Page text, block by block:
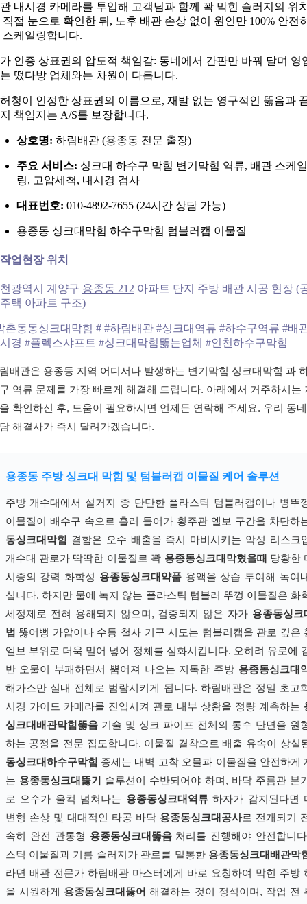
내시경 카메라를 투입해 고객님과 함께 꽉 막힌 슬러지의 위
직접 눈으로 확인한 뒤, 노후 배관 손상 없이 원인만 100% 안전
스케일링합니다.
인증 상표권의 압도적 책임감: 동네에서 간판만 바꿔 달며 영
떴다방 업체와는 차원이 다릅니다.
청이 인정한 상표권의 이름으로, 재발 없는 영구적인 뚫음과
책임지는 A/S를 보장합니다.
상호명: 하림배관 (용종동 전문 출장)
주요 서비스: 싱크대 하수구 막힘 변기막힘 역류, 배관 스케일
링, 고압세척, 내시경 검사
대표번호: 010-4892-7655 (24시간 상담 가능)
용종동 싱크대막힘 하수구막힘 텀블러캡 이물질
업현장 위치
광역시 계양구 용종동 212 아파트 단지 주방 배관 시공 현장 (
택 아파트 구조)
촌동동싱크대막힘 # #하림배관 #싱크대역류 #하수구역류 #배
경 #플렉스샤프트 #싱크대막힘뚫는업체 #인천하수구막힘
배관은 용종동 지역 어디서나 발생하는 변기막힘 싱크대막힘 과
역류 문제를 가장 빠르게 해결해 드립니다. 아래에서 거주하시는
확인하신 후, 도움이 필요하시면 언제든 연락해 주세요. 우리 동네
해결사가 즉시 달려가겠습니다.
용종동 주방 싱크대 막힘 및 텀블러캡 이물질 케어 솔루션
주방 개수대에서 설거지 중 단단한 플라스틱 텀블러캡이나 병뚜
이물질이 배수구 속으로 흘러 들어가 횡주관 엘보 구간을 차단하
동싱크대막힘 결함은 오수 배출을 즉시 마비시키는 악성 리스크
개수대 관로가 딱딱한 이물질로 꽉 용종동싱크대막혔을때 당황한
시중의 강력 화학성 용종동싱크대약품용액을 상습 투여해 녹여
십니다. 하지만 물에 녹지 않는 플라스틱 텀블러 뚜껑 이물질은 화
세정제로 전혀 용해되지 않으며, 검증되지 않은 자가 용종동싱크
법 뚫어뻥 가압이나 수동 철사 기구 시도는 텀블러캡을 관로 깊은
엘보 부위로 더욱 밀어 넣어 정체를 심화시킵니다. 오히려 유로에
반 오물이 부패하면서 뿜어져 나오는 지독한 주방 용종동싱크대
해가스만 실내 전체로 범람시키게 됩니다. 하림배관은 정밀 초고
시경 가이드 카메라를 진입시켜 관로 내부 상황을 정량 계측하는
싱크대배관막힘뚫음기술 및 싱크 파이프 전체의 통수 단면을 원
하는 공정을 전문 집도합니다. 이물질 결착으로 배출 유속이 상실
동싱크대하수구막힘 증세는 내벽 고착 오물과 이물질을 안전하게
는 용종동싱크대뚫기
솔루션이 수반되어야 하며, 바닥 주름관 분
로 오수가 울컥 넘쳐나는 용종동싱크대역류하자가 감지된다면
변형 손상 및 대대적인 타공 바닥 용종동싱크대공사로 전개되기
속히 완전 관통형 용종동싱크대뚫음처리를 진행해야 안전합니
스틱 이물질과 기름 슬러지가 관로를 밀봉한 용종동싱크대배관막
라면 배관 전문가 하림배관 마스터에게 바로 요청하여 막힌 주방
을 시원하게 용종동싱크대뚫어 해결하는 것이 정석이며, 작업 전